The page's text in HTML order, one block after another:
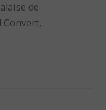
de
Convert,